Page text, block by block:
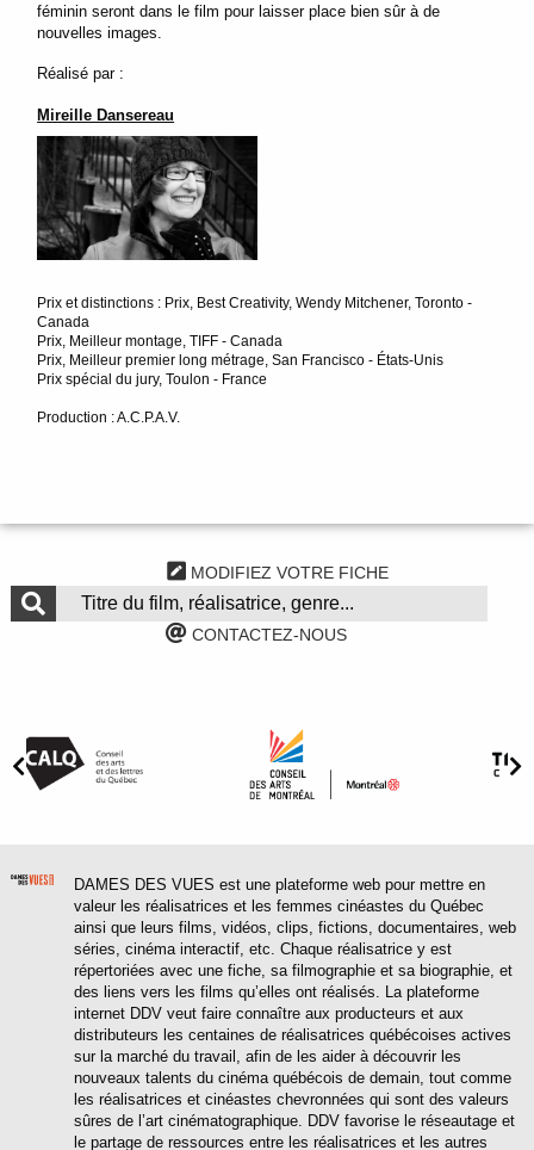
féminin seront dans le film pour laisser place bien sûr à de
nouvelles images.
Réalisé par :
Mireille Dansereau
Prix et distinctions : Prix, Best Creativity, Wendy Mitchener, Toronto -
Canada
Prix, Meilleur montage, TIFF - Canada
Prix, Meilleur premier long métrage, San Francisco - États-Unis
Prix spécial du jury, Toulon - France
Production : A.C.P.A.V.
MODIFIEZ VOTRE FICHE
CONTACTEZ-NOUS
DAMES DES VUES est une plateforme web pour mettre en
valeur les réalisatrices et les femmes cinéastes du Québec
ainsi que leurs films, vidéos, clips, fictions, documentaires, web
séries, cinéma interactif, etc. Chaque réalisatrice y est
répertoriées avec une fiche, sa filmographie et sa biographie, et
des liens vers les films qu’elles ont réalisés. La plateforme
internet DDV veut faire connaître aux producteurs et aux
distributeurs les centaines de réalisatrices québécoises actives
sur la marché du travail, afin de les aider à découvrir les
nouveaux talents du cinéma québécois de demain, tout comme
les réalisatrices et cinéastes chevronnées qui sont des valeurs
sûres de l’art cinématographique. DDV favorise le réseautage et
le partage de ressources entre les réalisatrices et les autres